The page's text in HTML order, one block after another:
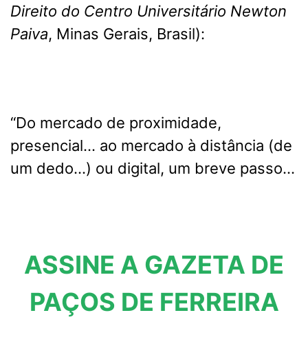
Direito do Centro Universitário Newton
Paiva, Minas Gerais, Brasil):
“Do mercado de proximidade,
presencial… ao mercado à distância (de
um dedo…) ou digital, um breve passo…
ASSINE A GAZETA DE
PAÇOS DE FERREIRA